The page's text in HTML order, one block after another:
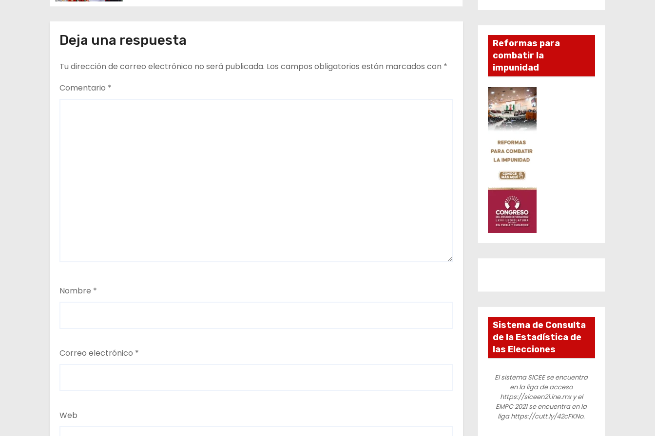
t
a
d
Deja una respuesta
Tu dirección de correo electrónico no será publicada. Los campos obligatorios están marcados con *
Comentario *
Nombre *
Correo electrónico *
Web
Reformas para
combatir la
impunidad
Sistema de Consulta
de la Estadística de
las Elecciones
El sistema SICEE se encuentra
en la liga de acceso
https://siceen21.ine.mx y el
EMPC 2021 se encuentra en la
liga https://cutt.ly/42cFKNo.